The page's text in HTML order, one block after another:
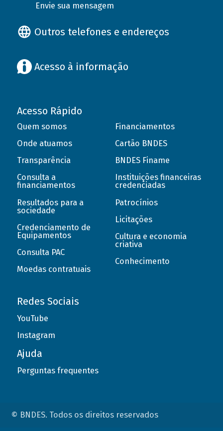
Envie sua mensagem
Outros telefones e endereços
Acesso à informação
Acesso Rápido
Quem somos
Onde atuamos
Transparência
Consulta a
financiamentos
Resultados para a
sociedade
Credenciamento de
Equipamentos
Consulta PAC
Moedas contratuais
Financiamentos
Cartão BNDES
BNDES Finame
Instituições financeiras
credenciadas
Patrocínios
Licitações
Cultura e economia
criativa
Conhecimento
Redes Sociais
YouTube
Instagram
Ajuda
Perguntas frequentes
© BNDES. Todos os direitos reservados